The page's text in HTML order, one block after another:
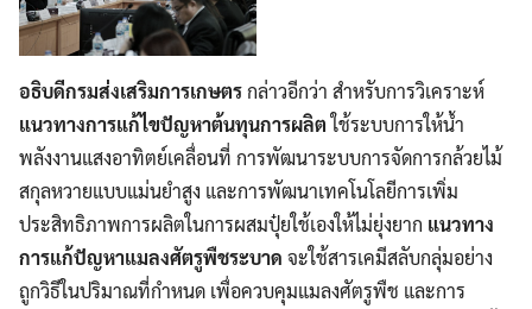
อธิบดีกรมส่งเสริมการเกษตรกล่าวอีกว่า สำหรับการวิเคราะห์
แนวทางการแก้ไขปัญหาต้นทุนการผลิตใช้ระบบการให้น้ำ
พลังงานแสงอาทิตย์เคลื่อนที่ การพัฒนาระบบการจัดการกล้วยไม้
สกุลหวายแบบแม่นยำสูง และการพัฒนาเทคโนโลยีการเพิ่ม
ประสิทธิภาพการผลิตในการผสมปุ๋ยใช้เองให้ไม่ยุ่งยาก แนวทาง
การแก้ปัญหาแมลงศัตรูพืชระบาด จะใช้สารเคมีสลับกลุ่มอย่าง
ถูกวิธีในปริมาณที่กำหนด เพื่อควบคุมแมลงศัตรูพืช และการ